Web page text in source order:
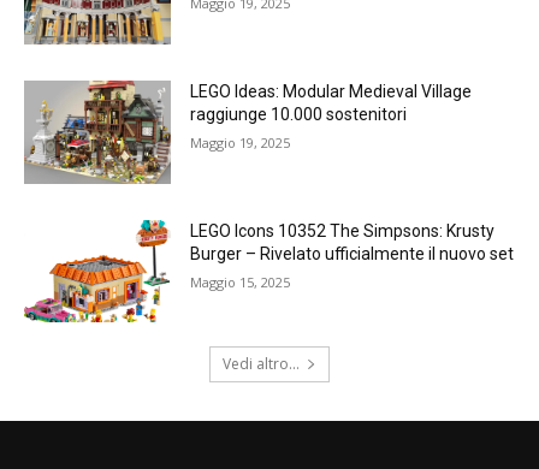
LEGO Ideas: Modular Medieval Village
raggiunge 10.000 sostenitori
Maggio 19, 2025
LEGO Icons 10352 The Simpsons: Krusty
Burger – Rivelato ufficialmente il nuovo set
Maggio 15, 2025
Vedi altro...